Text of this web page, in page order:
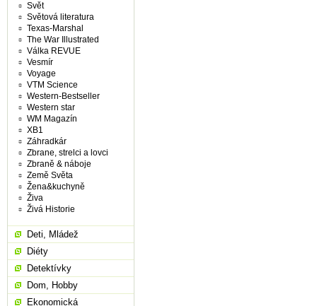
Svět
Světová literatura
Texas-Marshal
The War Illustrated
Válka REVUE
Vesmír
Voyage
VTM Science
Western-Bestseller
Western star
WM Magazín
XB1
Záhradkár
Zbrane, strelci a lovci
Zbraně & náboje
Země Světa
Žena&kuchyně
Živa
Živá Historie
Deti, Mládež
Diéty
Detektívky
Dom, Hobby
Ekonomická